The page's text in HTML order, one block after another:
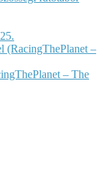
(RacingThePlanet –
– The